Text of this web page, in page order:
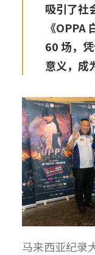
吸引了社
《OPPA
60 场，
意义，成
马来西亚纪录